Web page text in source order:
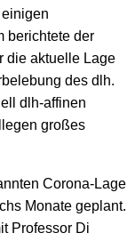
berichtete der
die aktuelle Lage
des dlh.
dlh-affinen
großes
Corona-Lage
Monate geplant.
Professor Di